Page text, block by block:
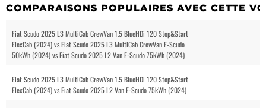
COMPARAISONS POPULAIRES AVEC CETTE
Fiat Scudo 2025 L3 MultiCab CrewVan 1.5 BlueHDi 120 Stop&Start
FlexCab (2024) vs Fiat Scudo 2025 L3 MultiCab CrewVan E-Scudo
50kWh (2024) vs Fiat Scudo 2025 L2 Van E-Scudo 75kWh (2024)
Fiat Scudo 2025 L3 MultiCab CrewVan 1.5 BlueHDi 120 Stop&Start
FlexCab (2024) vs Fiat Scudo 2025 L2 Van E-Scudo 75kWh (2024)